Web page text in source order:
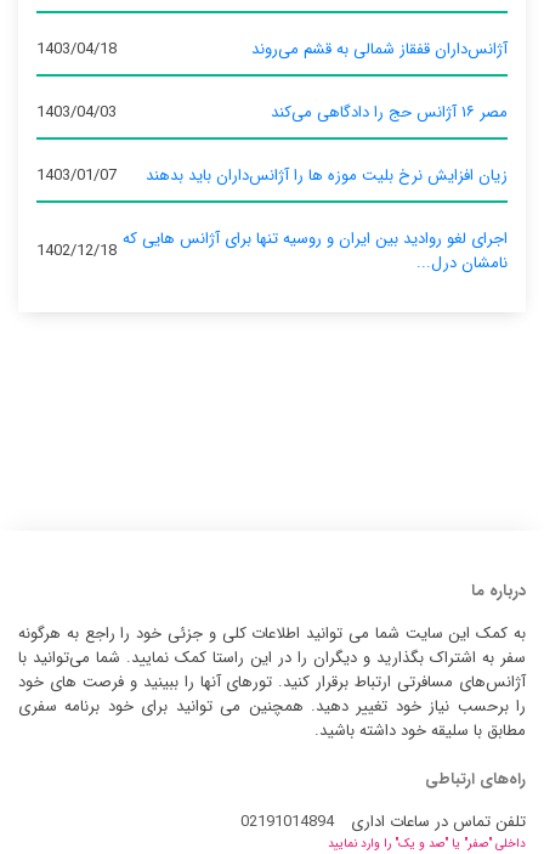
آژانس‌داران قفقاز شمالی به قشم می‌روند 1403/04/18
مصر ۱۶ آژانس حج را دادگاهی می‌کند 1403/04/03
زیان افزایش نرخ بلیت موزه ها را آژانس‌داران باید بدهند 1403/01/07
اجرای لغو روادید بین ایران و روسیه تنها برای آژانس‌ هایی که
نامشان درل...
1402/12/18
درباره ما
به کمک این سایت شما می توانید اطلاعات کلی و جزئی خود را راجع به هرگونه
سفر به اشتراک بگذارید و دیگران را در این راستا کمک نمایید. شما می‌توانید با
آژانس‌های مسافرتی ارتباط برقرار کنید. تورهای آنها را ببینید و فرصت های خود
را برحسب نیاز خود تغییر دهید. همچنین می توانید برای خود برنامه سفری
مطابق با سلیقه خود داشته باشید.
راه‌های ارتباطی
تلفن تماس در ساعات اداری
02191014894
داخلی "صفر" یا "صد و یک" را وارد نمایید